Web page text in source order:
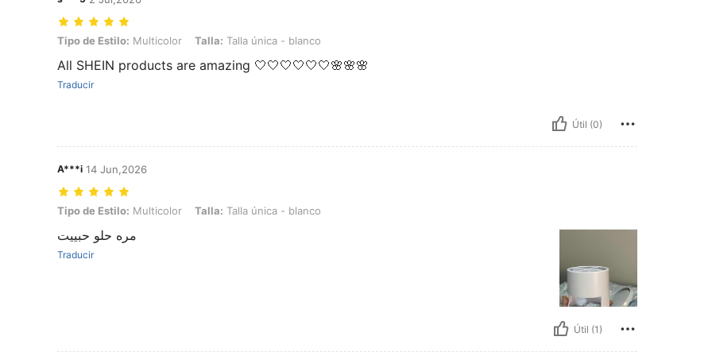
Tipo de Estilo: Multicolor, Talla: Talla única - blanco
Tipo de Estilo: Multicolor Talla: Talla única - blanco
All SHEIN products are amazing 🤍🤍🤍🤍🤍🤍🌸🌸🌸
Traducir
Útil (0)
A***i 14 Jun,2026
Tipo de Estilo: Multicolor, Talla: Talla única - blanco
Tipo de Estilo: Multicolor Talla: Talla única - blanco
مره حلو حبييت
Traducir
Útil (1)